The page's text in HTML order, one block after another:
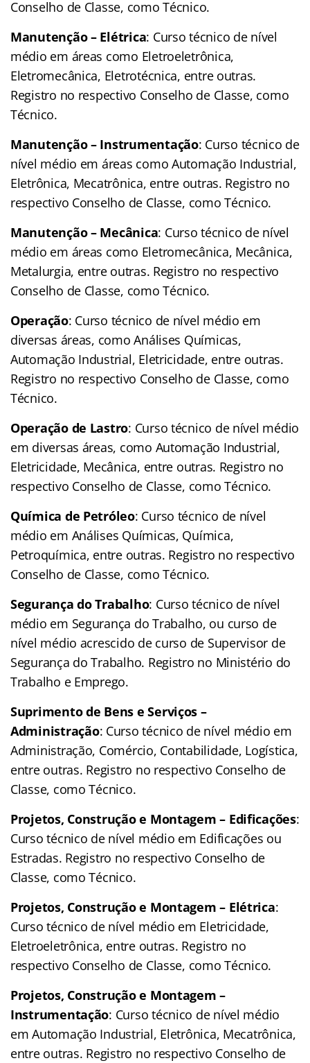
Conselho de Classe, como Técnico.
Manutenção – Elétrica: Curso técnico de nível
médio em áreas como Eletroeletrônica,
Eletromecânica, Eletrotécnica, entre outras.
Registro no respectivo Conselho de Classe, como
Técnico.
Manutenção – Instrumentação: Curso técnico de
nível médio em áreas como Automação Industrial,
Eletrônica, Mecatrônica, entre outras. Registro no
respectivo Conselho de Classe, como Técnico.
Manutenção – Mecânica: Curso técnico de nível
médio em áreas como Eletromecânica, Mecânica,
Metalurgia, entre outras. Registro no respectivo
Conselho de Classe, como Técnico.
Operação: Curso técnico de nível médio em
diversas áreas, como Análises Químicas,
Automação Industrial, Eletricidade, entre outras.
Registro no respectivo Conselho de Classe, como
Técnico.
Operação de Lastro: Curso técnico de nível médio
em diversas áreas, como Automação Industrial,
Eletricidade, Mecânica, entre outras. Registro no
respectivo Conselho de Classe, como Técnico.
Química de Petróleo: Curso técnico de nível
médio em Análises Químicas, Química,
Petroquímica, entre outras. Registro no respectivo
Conselho de Classe, como Técnico.
Segurança do Trabalho: Curso técnico de nível
médio em Segurança do Trabalho, ou curso de
nível médio acrescido de curso de Supervisor de
Segurança do Trabalho. Registro no Ministério do
Trabalho e Emprego.
Suprimento de Bens e Serviços –
Administração: Curso técnico de nível médio em
Administração, Comércio, Contabilidade, Logística,
entre outras. Registro no respectivo Conselho de
Classe, como Técnico.
Projetos, Construção e Montagem – Edificações:
Curso técnico de nível médio em Edificações ou
Estradas. Registro no respectivo Conselho de
Classe, como Técnico.
Projetos, Construção e Montagem – Elétrica:
Curso técnico de nível médio em Eletricidade,
Eletroeletrônica, entre outras. Registro no
respectivo Conselho de Classe, como Técnico.
Projetos, Construção e Montagem –
Instrumentação: Curso técnico de nível médio
em Automação Industrial, Eletrônica, Mecatrônica,
entre outras. Registro no respectivo Conselho de